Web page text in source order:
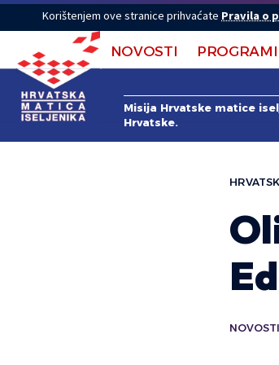
Korištenjem ove stranice prihvaćate Pravila o
NOVOSTI PROGRAMI
Misija Hrvatske matice
Hrvatske.
NOVOSTI